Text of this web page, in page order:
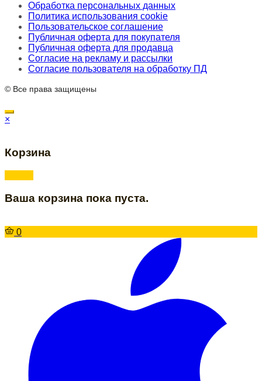
Обработка персональных данных
Политика использования cookie
Пользовательское соглашение
Публичная оферта для покупателя
Публичная оферта для продавца
Согласие на рекламу и рассылки
Согласие пользователя на обработку ПД
© Все права защищены
×
Корзина
Ваша корзина пока пуста.
0